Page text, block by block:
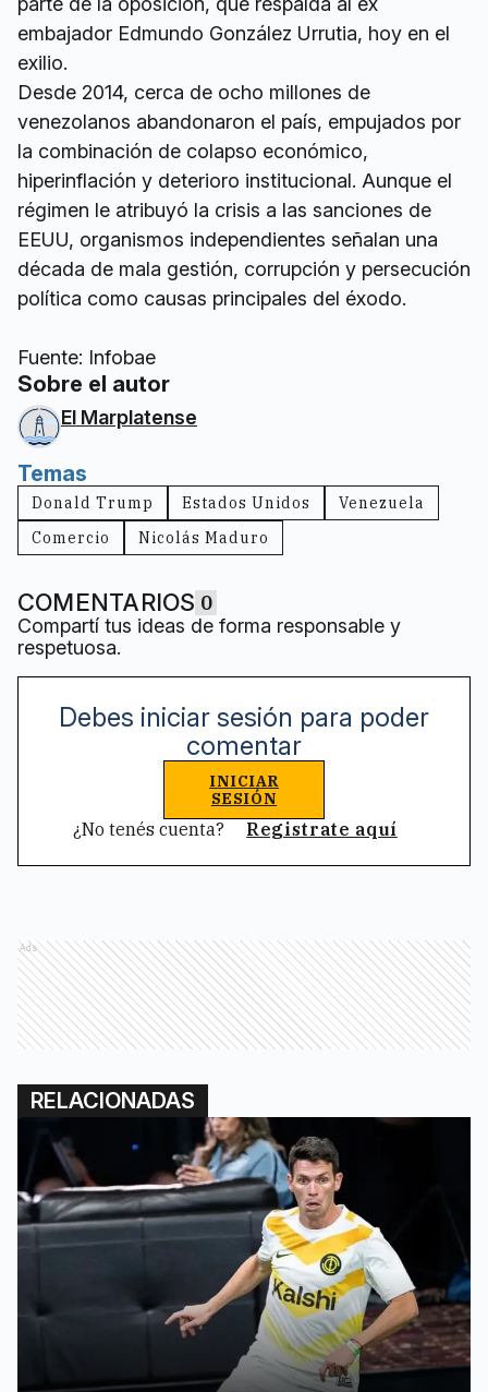
embajador Edmundo González Urrutia, hoy en el
exilio.
Desde 2014, cerca de ocho millones de
venezolanos abandonaron el país, empujados por
la combinación de colapso económico,
hiperinflación y deterioro institucional. Aunque el
régimen le atribuyó la crisis a las sanciones de
EEUU, organismos independientes señalan una
década de mala gestión, corrupción y persecución
política como causas principales del éxodo.
Fuente: Infobae
Sobre el autor
El Marplatense
Temas
Donald Trump Estados Unidos
Venezuela
Comercio
Nicolás Maduro
COMENTARIOS 0
Compartí tus ideas de forma responsable y
respetuosa.
Debes iniciar sesión para poder
comentar
INICIAR
SESIÓN
¿No tenés cuenta? Registrate aquí
Ads
RELACIONADAS